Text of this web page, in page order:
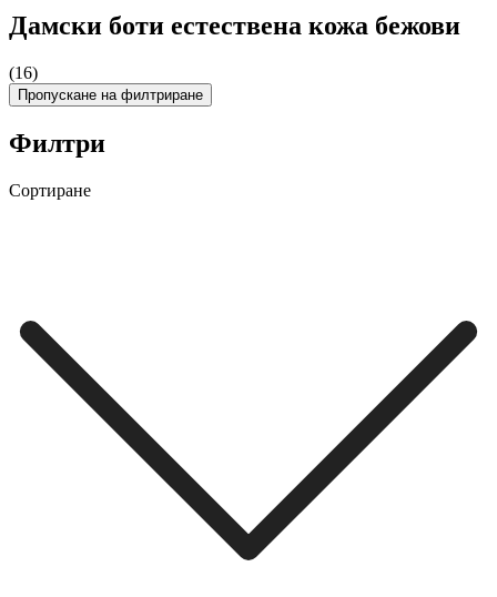
Дамски боти естествена кожа бежови
(16)
Пропускане на филтриране
Филтри
Сортиране